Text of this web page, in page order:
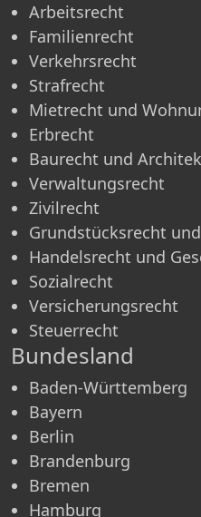
Arbeitsrecht
Familienrecht
Verkehrsrecht
Strafrecht
Mietrecht und
Erbrecht
Baurecht und
Verwaltungsrecht
Zivilrecht
Grundstücksrecht
Handelsrecht und
Sozialrecht
Versicherungsrecht
Steuerrecht
Bundesland
Baden-Württemberg
Bayern
Berlin
Brandenburg
Bremen
Hamburg